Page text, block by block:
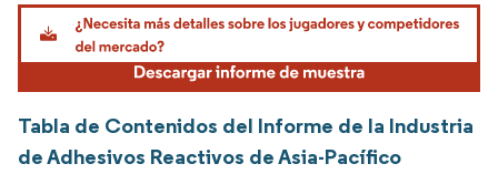
Tabla de Contenidos del Informe de la Industria
de Adhesivos Reactivos de Asia-Pacífico